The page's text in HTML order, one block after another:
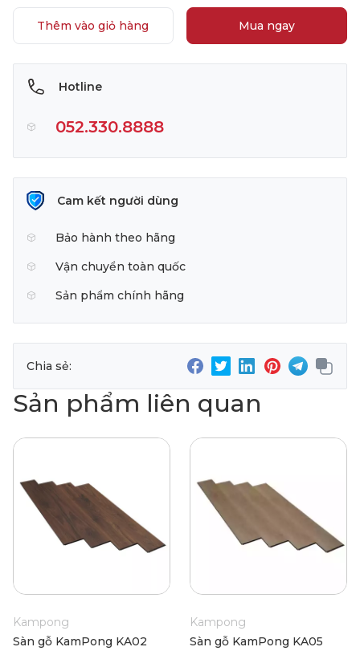
Thêm vào giỏ hàng Mua ngay
Hotline
052.330.8888
Cam kết người dùng
Bảo hành theo hãng
Vận chuyển toàn quốc
Sản phẩm chính hãng
Chia sẻ:
Sản phẩm liên quan
Kampong
Sàn gỗ KamPong KA02
Kampong
Sàn gỗ KamPong KA05